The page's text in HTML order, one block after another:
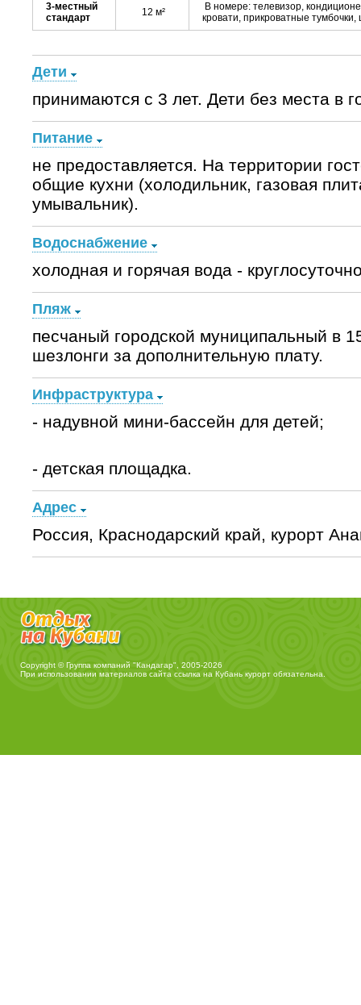
3-местный
стандарт
12 м²
В номере: телевизор,
кровати, прикроватные тумбочки,
Дети
принимаются с 3 лет. Дети без места в
Питание
не предоставляется. На территории
общие кухни (холодильник, газовая
умывальник).
Водоснабжение
холодная и горячая вода -
Пляж
песчаный городской муниципальный в
шезлонги за дополнительную плату.
Инфраструктура
- надувной мини-бассейн для детей;
- детская площадка.
Адрес
Россия, Краснодарский край, курорт
Copyright © Группа компаний "Кандагар", 2005-2026
При использовании материалов сайта ссылка на Кубань курорт обязательна.